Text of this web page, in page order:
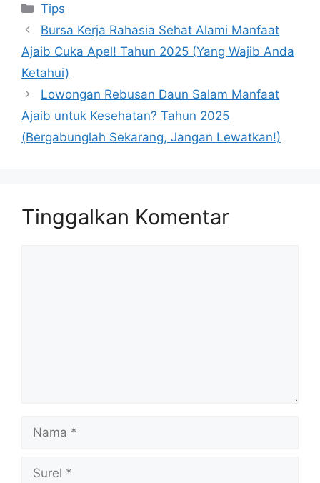
Kategori
Tips
Bursa Kerja Rahasia Sehat Alami Manfaat
Ajaib Cuka Apel! Tahun 2025 (Yang Wajib Anda
Ketahui)
Lowongan Rebusan Daun Salam Manfaat
Ajaib untuk Kesehatan? Tahun 2025
(Bergabunglah Sekarang, Jangan Lewatkan!)
Tinggalkan Komentar
Nama
Surel